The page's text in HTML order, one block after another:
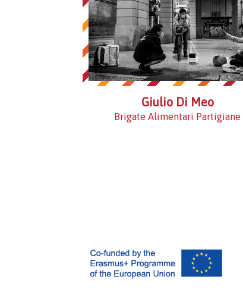
Giulio Di Meo
Brigate Alimentari Partigiane